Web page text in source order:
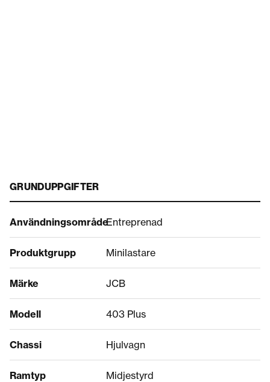
GRUNDUPPGIFTER
AnvändningsområdeEntreprenad
Produktgrupp Minilastare
Märke JCB
Modell 403 Plus
Chassi Hjulvagn
Ramtyp Midjestyrd